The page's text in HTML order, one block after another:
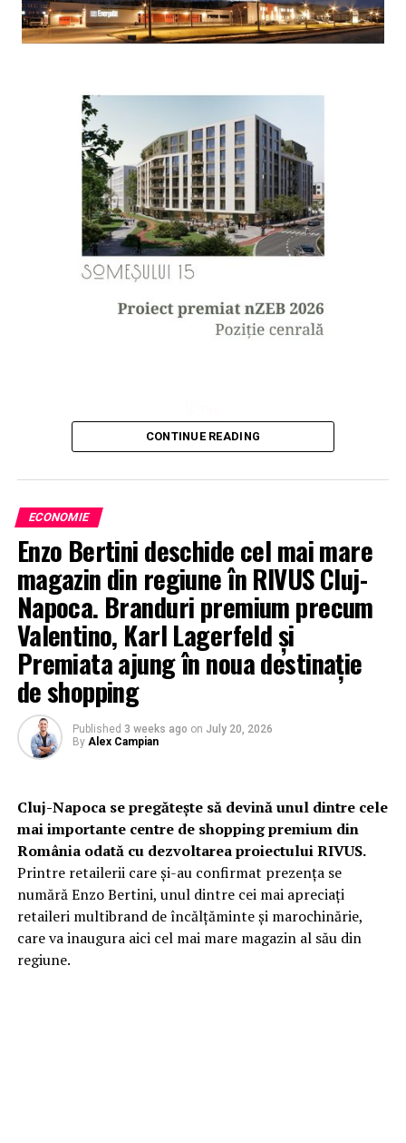
CONTINUE READING
ECONOMIE
Enzo Bertini deschide cel mai mare
magazin din regiune în RIVUS Cluj-
Napoca. Branduri premium precum
Valentino, Karl Lagerfeld și
Premiata ajung în noua destinație
de shopping
Published 3 weeks ago on July 20, 2026
By Alex Campian
Cluj-Napoca se pregătește să devină unul dintre cele
mai importante centre de shopping premium din
România odată cu dezvoltarea proiectului RIVUS.
Printre retailerii care și-au confirmat prezența se
numără Enzo Bertini, unul dintre cei mai apreciați
retaileri multibrand de încălțăminte și marochinărie,
care va inaugura aici cel mai mare magazin al său din
regiune.